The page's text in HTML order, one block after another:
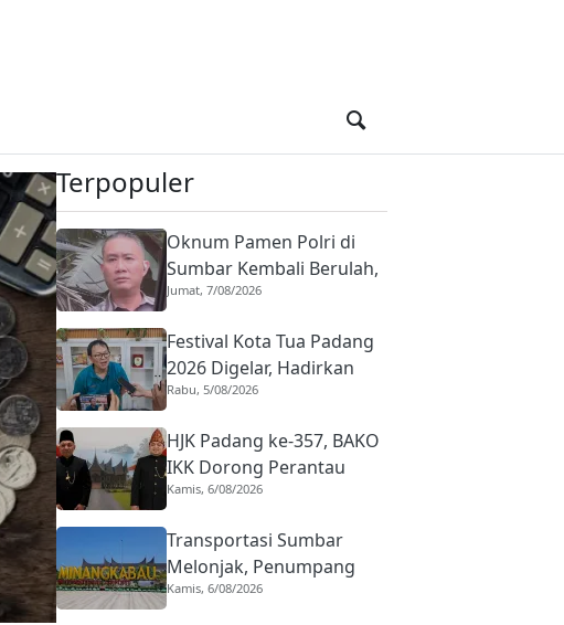
Terpopuler
Oknum Pamen Polri di
Sumbar Kembali Berulah,
Dirreskrimum Diduga
dengan Seorang Sopir
Jumat, 7/08/2026
Festival Kota Tua Padang
2026 Digelar, Hadirkan
Peserta Barongsai dari
Rabu, 5/08/2026
HJK Padang ke-357, BAKO
IKK Dorong Perantau
Perkuat Budaya hingga
Kamis, 6/08/2026
Transportasi Sumbar
Melonjak, Penumpang
Pesawat Domestik dari
Kamis, 6/08/2026